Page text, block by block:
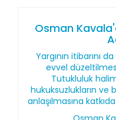
Osman
Yargının itibarını
evvel
Tutukluluk
hukuksuzlukların ve
anlaşılmasına